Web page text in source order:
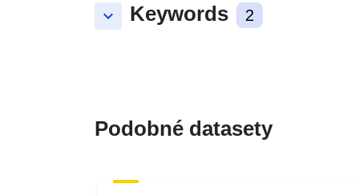
keyboard_arrow_down Keywords 2
Podobné datasety